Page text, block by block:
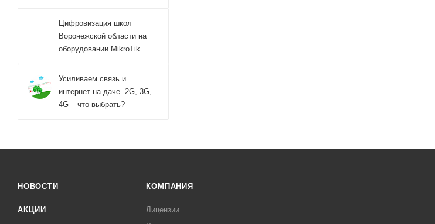
Цифровизация школ
Воронежской области на
оборудовании MikroTik
Усиливаем связь и
интернет на даче. 2G, 3G,
4G – что выбрать?
НОВОСТИ
АКЦИИ
КОМПАНИЯ
Лицензии